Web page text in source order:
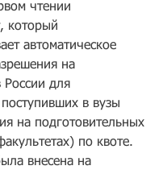
чтении
который
автоматическое
на
России для
в вузы
на подготовительных
по квоте.
внесена на